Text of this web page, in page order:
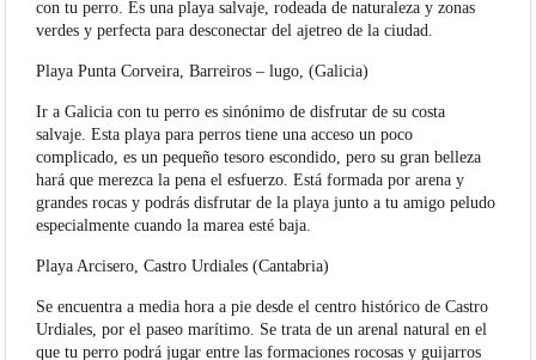
con tu perro. Es una playa salvaje, rodeada de naturaleza y zonas
verdes y perfecta para desconectar del ajetreo de la ciudad.
Playa Punta Corveira, Barreiros – lugo, (Galicia)
Ir a Galicia con tu perro es sinónimo de disfrutar de su costa
salvaje. Esta playa para perros tiene una acceso un poco
complicado, es un pequeño tesoro escondido, pero su gran belleza
hará que merezca la pena el esfuerzo. Está formada por arena y
grandes rocas y podrás disfrutar de la playa junto a tu amigo peludo
especialmente cuando la marea esté baja.
Playa Arcisero, Castro Urdiales (Cantabria)
Se encuentra a media hora a pie desde el centro histórico de Castro
Urdiales, por el paseo marítimo. Se trata de un arenal natural en el
que tu perro podrá jugar entre las formaciones rocosas y guijarros